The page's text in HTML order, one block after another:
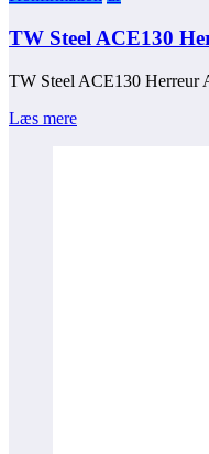
TW Steel ACE130
TW Steel ACE130
Læs mere